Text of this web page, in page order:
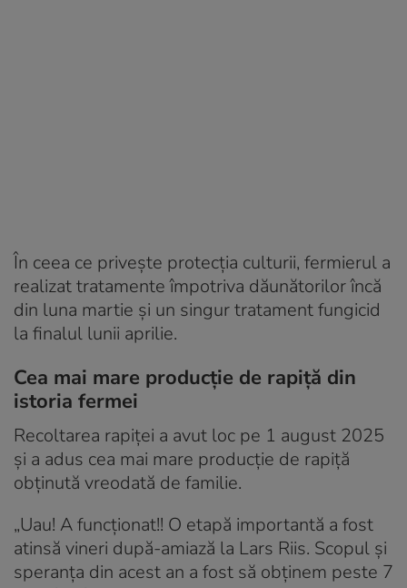
În ceea ce privește protecția culturii, fermierul a
realizat tratamente împotriva dăunătorilor încă
din luna martie și un singur tratament fungicid
la finalul lunii aprilie.
Cea mai mare producție de rapiță din
istoria fermei
Recoltarea rapiței a avut loc pe 1 august 2025
și a adus cea mai mare producție de rapiță
obținută vreodată de familie.
„Uau! A funcționat!! O etapă importantă a fost
atinsă vineri după-amiază la Lars Riis. Scopul și
speranța din acest an a fost să obținem peste 7